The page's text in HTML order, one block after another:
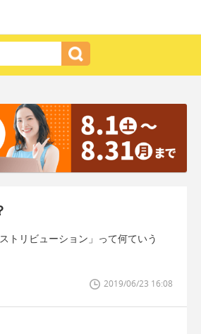
トリビューション」って何ていう
2019/06/23 16:08